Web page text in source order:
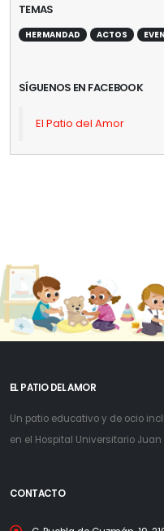
TEMAS
HERMANDAD ACTOS
SÍGUENOS EN FACEBOOK
El Patio del Amor
EL PATIO DEL AMOR
Un patio educativo y de ocio
en el Hospital Universitario
CONTACTO